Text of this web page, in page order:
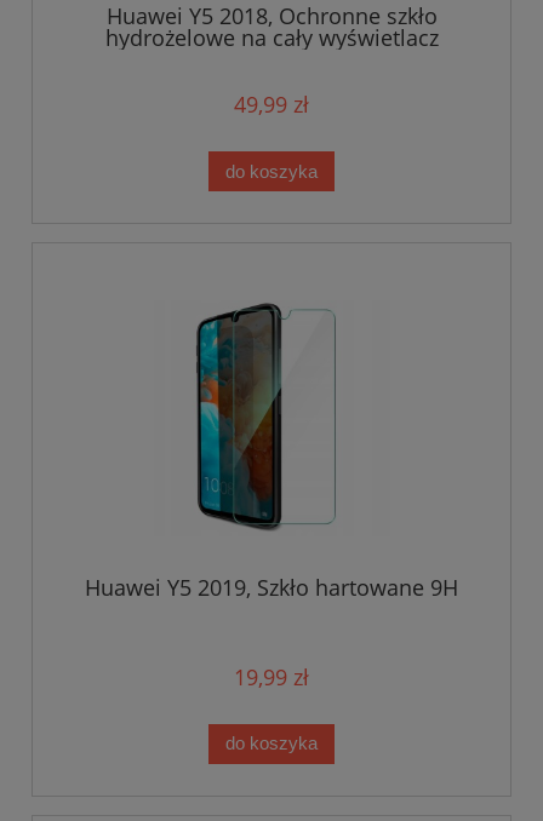
Huawei Y5 2018, Ochronne szkło
hydrożelowe na cały wyświetlacz
49,99 zł
do koszyka
Huawei Y5 2019, Szkło hartowane 9H
19,99 zł
do koszyka